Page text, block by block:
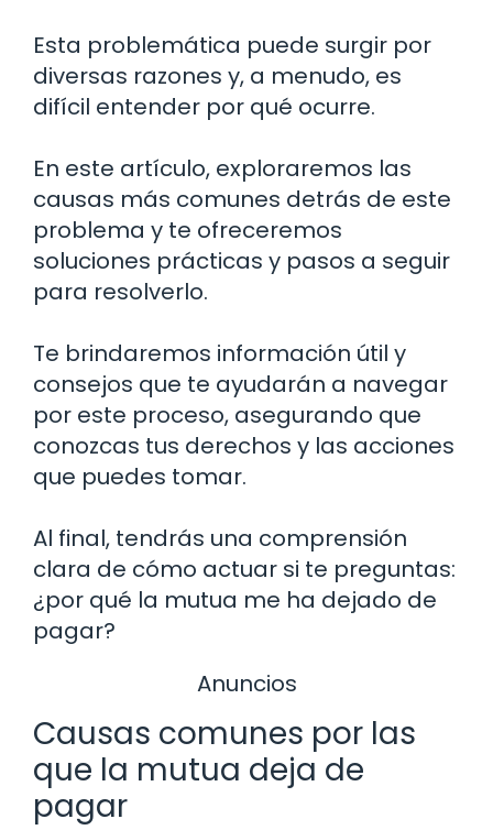
Esta problemática puede surgir por
diversas razones y, a menudo, es
difícil entender por qué ocurre.
En este artículo, exploraremos las
causas más comunes detrás de este
problema y te ofreceremos
soluciones prácticas y pasos a seguir
para resolverlo.
Te brindaremos información útil y
consejos que te ayudarán a navegar
por este proceso, asegurando que
conozcas tus derechos y las acciones
que puedes tomar.
Al final, tendrás una comprensión
clara de cómo actuar si te preguntas:
¿por qué la mutua me ha dejado de
pagar?
Anuncios
Causas comunes por las
que la mutua deja de
pagar